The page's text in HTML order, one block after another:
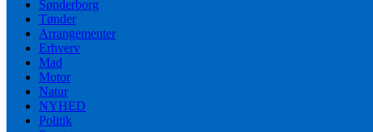
Sønderborg
Tønder
Arrangementer
Erhverv
Mad
Motor
Natur
NYHED
Politik